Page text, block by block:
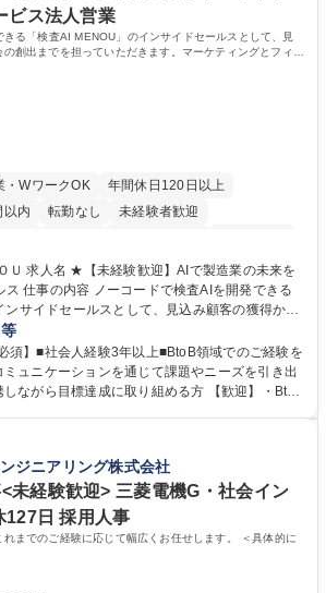
ビス法人営業
きる「検査AI MENOU」のインサイドセールスとして、見
創出までを担っていただきます。マーケティングとフィー
て、
・WワークOK
年間休日120日以上
以内
転勤なし
未経験者歓迎
み 服装自由
の未来を
発できる
ンサイドセールスとして、見込み顧客の獲得から
ていただきます。マーケティングとフィールド
とコミュニケーシ
つながる商談機会の最大化を目指します。 【具
への電話・メールによるアプローチ/リードナー
★【未経験歓迎】AIで製
サイドセールス
須】■社会人経験3年以上■BtoB領域でのご経験を
ュニケーションを通じて課題やニーズを引き出
目標達成に取り組める方 【歓迎】・BtoB
リードナーチャリングに関する知見 ・データを
歴：大学院 大学 高専 短
： 資格：
ジニアリング株式会社
<未経験歓迎> 三菱電機G・社会イン
127日 採用人事
までのご経験に応じて幅広くお任せします。 ＜具体的に